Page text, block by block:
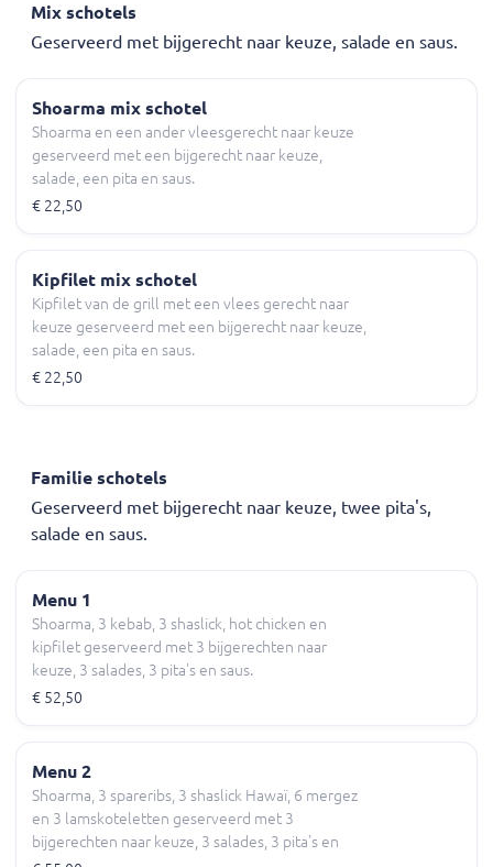
Mix schotels
Geserveerd met bijgerecht naar keuze, salade en saus.
Shoarma mix schotel
Shoarma en een ander vleesgerecht naar keuze
geserveerd met een bijgerecht naar keuze,
salade, een pita en saus.
€ 22,50
Kipfilet mix schotel
Kipfilet van de grill met een vlees gerecht naar
keuze geserveerd met een bijgerecht naar keuze,
salade, een pita en saus.
€ 22,50
Familie schotels
Geserveerd met bijgerecht naar keuze, twee pita's,
salade en saus.
Menu 1
Shoarma, 3 kebab, 3 shaslick, hot chicken en
kipfilet geserveerd met 3 bijgerechten naar
keuze, 3 salades, 3 pita's en saus.
€ 52,50
Menu 2
Shoarma, 3 spareribs, 3 shaslick Hawaï, 6 mergez
en 3 lamskoteletten geserveerd met 3
bijgerechten naar keuze, 3 salades, 3 pita's en